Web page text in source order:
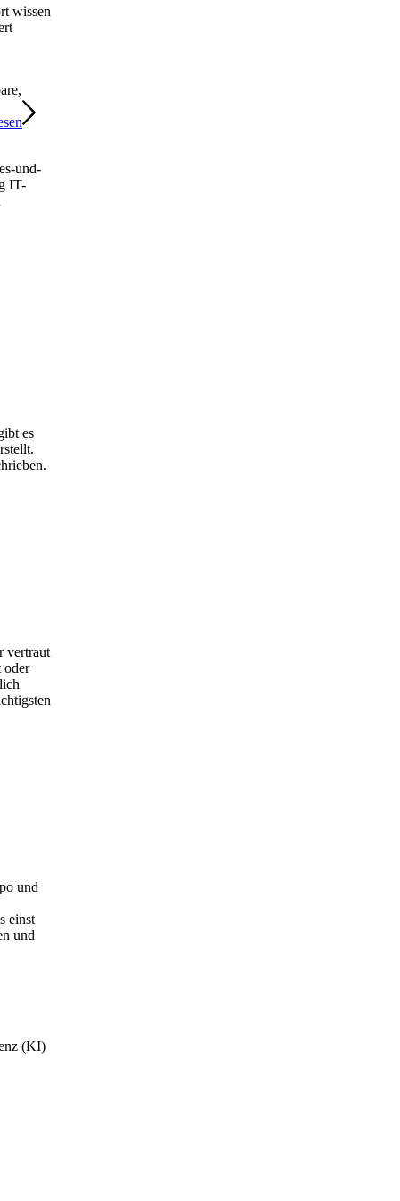
wissen
und-
IT-
es
vertraut
oder
und
einst
und
(KI)